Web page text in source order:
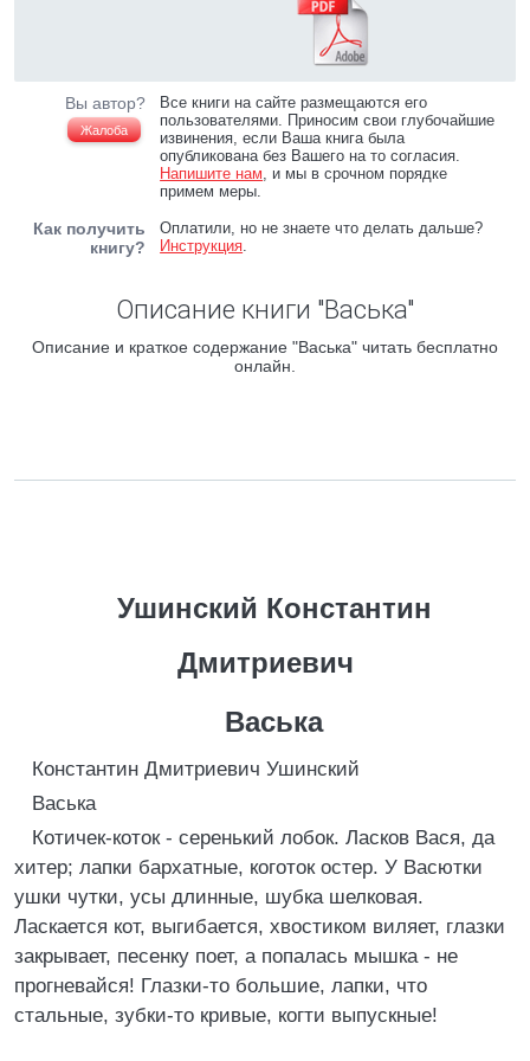
Вы автор?
Жалоба
Все книги на сайте размещаются его
пользователями. Приносим свои глубочайшие
извинения, если Ваша книга была
опубликована без Вашего на то согласия.
Напишите нам, и мы в срочном порядке
примем меры.
Как получить
книгу?
Оплатили, но не знаете что делать дальше?
Инструкция.
Описание книги "Васька"
Описание и краткое содержание "Васька" читать бесплатно
онлайн.
Ушинский Константин
Дмитриевич
Васька
Константин Дмитриевич Ушинский
Васька
Котичек-коток - серенький лобок. Ласков Вася, да
хитер; лапки бархатные, коготок остер. У Васютки
ушки чутки, усы длинные, шубка шелковая.
Ласкается кот, выгибается, хвостиком виляет, глазки
закрывает, песенку поет, а попалась мышка - не
прогневайся! Глазки-то большие, лапки, что
стальные, зубки-то кривые, когти выпускные!